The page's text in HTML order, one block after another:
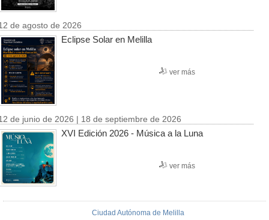
de agosto de 2026
Eclipse Solar en Melilla
ver más
de junio de 2026 | 18 de septiembre de 2026
XVI Edición 2026 - Música a la Luna
ver más
Ciudad Autónoma de Melilla